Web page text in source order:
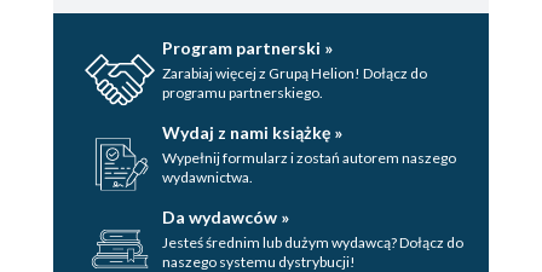
Program partnerski »
Zarabiaj więcej z Grupą Helion! Dołącz do
programu partnerskiego.
Wydaj z nami książkę »
Wypełnij formularz i zostań autorem naszego
wydawnictwa.
Da wydawców »
Jesteś średnim lub dużym wydawcą? Dołącz do
naszego systemu dystrybucji!